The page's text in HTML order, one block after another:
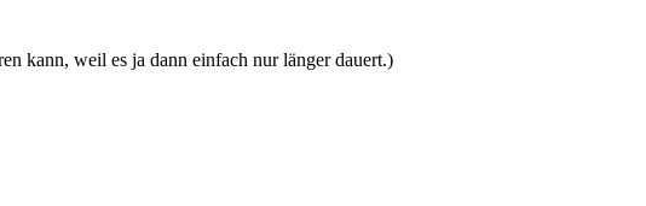
kann, weil es ja dann einfach nur länger dauert.)